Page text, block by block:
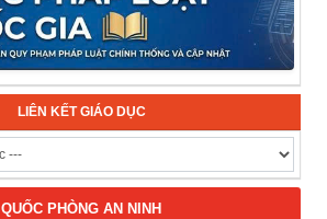
LIÊN KẾT GIÁO DỤC
QUỐC PHÒNG AN NINH